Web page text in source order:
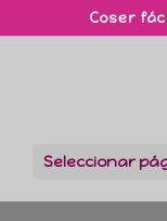
Coser
Seleccionar